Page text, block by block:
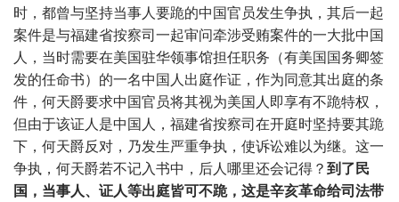
时，都曾与坚持当事人要跪的中国官员发生争执，其后一起
案件是与福建省按察司一起审问牵涉受贿案件的一大批中国
人，当时需要在美国驻华领事馆担任职务（有美国国务卿签
发的任命书）的一名中国人出庭作证，作为同意其出庭的条
件，何天爵要求中国官员将其视为美国人即享有不跪特权，
但由于该证人是中国人，福建省按察司在开庭时坚持要其跪
下，何天爵反对，乃发生严重争执，使诉讼难以为继。这一
争执，何天爵若不记入书中，后人哪里还会记得？ 到了民
国，当事人、证人等出庭皆可不跪，这是辛亥革命给司法带